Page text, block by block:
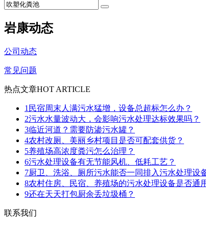
岩康动态
公司动态
常见问题
热点文章HOT ARTICLE
1 民宿周末人满污水猛增，设备总超标怎么办？
2污水水量波动大，会影响污水处理达标效果吗？
3临近河道？需要防渗污水罐？
4农村改厕、美丽乡村项目是否可配套供货？
5养殖场高浓度粪污怎么治理？
6污水处理设备有无节能风机、低耗工艺？
7厨卫、洗浴、厕所污水能否一同排入污水处理设
8农村住房、民宿、养殖场的污水处理设备是否通
9还在天天打包厨余丢垃圾桶？
联系我们